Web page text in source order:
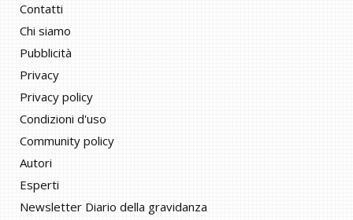
Contatti
Chi siamo
Pubblicità
Privacy
Privacy policy
Condizioni d'uso
Community policy
Autori
Esperti
Newsletter Diario della gravidanza